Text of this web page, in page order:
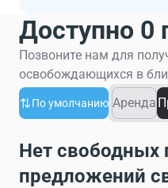
Доступно
Позвоните нам для
освобождающихся в
По умолчанию Аренда
Нет свободных
предложений